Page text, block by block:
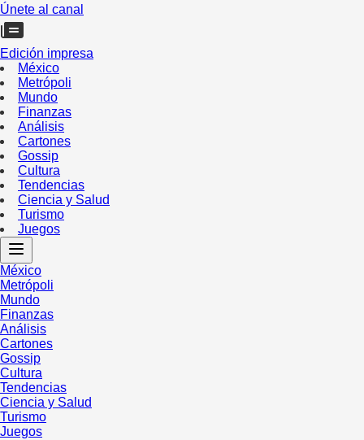
Únete al canal
Edición impresa
México
Metrópoli
Mundo
Finanzas
Análisis
Cartones
Gossip
Cultura
Tendencias
Ciencia y Salud
Turismo
Juegos
México
Metrópoli
Mundo
Finanzas
Análisis
Cartones
Gossip
Cultura
Tendencias
Ciencia y Salud
Turismo
Juegos